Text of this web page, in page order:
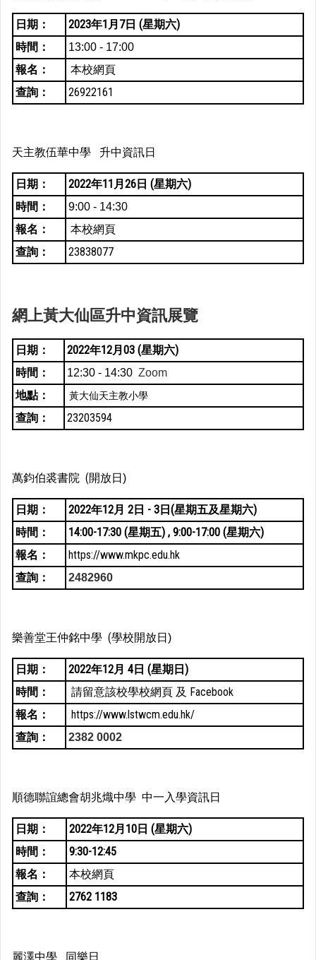
日期：
2023年1月7日 (星期六)
時間：
13:00 - 17:00
報名：
本校網頁
查詢：
26922161
天主教伍華中學 升中資訊日
日期：
2022年11月26日 (星期六)
時間：
9:00 - 14:30
報名：
本校網頁
查詢：
23838077
網上黃大仙區升中資訊展覽
日期：
2022年12月03 (星期六)
時間：
12:30 - 14:30 Zoom
地點： 黃大仙天主教小學
查詢： 23203594
萬鈞伯裘書院 (開放日)
日期：
2022年12月 2日 - 3日(星期五及星期六)
時間：
14:00-17:30 (星期五) , 9:00-17:00 (星期六)
報名：
https://www.mkpc.edu.hk
查詢：
2482960
樂善堂王仲銘中學 (學校開放日)
日期：
2022年12月 4日 (星期日)
時間：
請留意該校學校網頁 及 Facebook
報名：
https://www.lstwcm.edu.hk/
查詢：
2382 0002
順德聯誼總會胡兆熾中學 中一入學資訊日
日期：
2022年12月10日 (星期六)
時間：
9:30-12:45
報名：
本校網頁
查詢：
2762 1183
麗澤中學 同樂日